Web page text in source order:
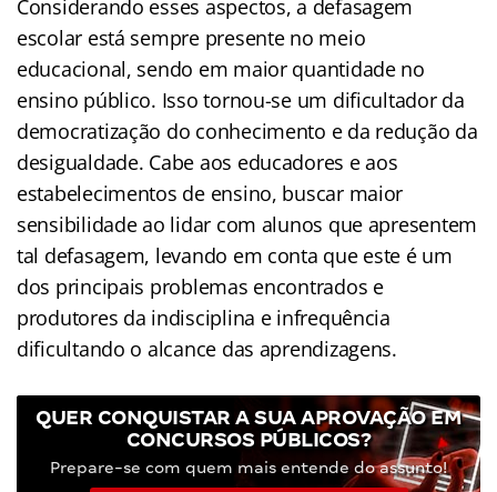
Considerando esses aspectos, a defasagem
escolar está sempre presente no meio
educacional, sendo em maior quantidade no
ensino público. Isso tornou-se um dificultador da
democratização do conhecimento e da redução da
desigualdade. Cabe aos educadores e aos
estabelecimentos de ensino, buscar maior
sensibilidade ao lidar com alunos que apresentem
tal defasagem, levando em conta que este é um
dos principais problemas encontrados e
produtores da indisciplina e infrequência
dificultando o alcance das aprendizagens.
QUER CONQUISTAR A SUA APROVAÇÃO EM
CONCURSOS PÚBLICOS?
Prepare-se com quem mais entende do assunto!